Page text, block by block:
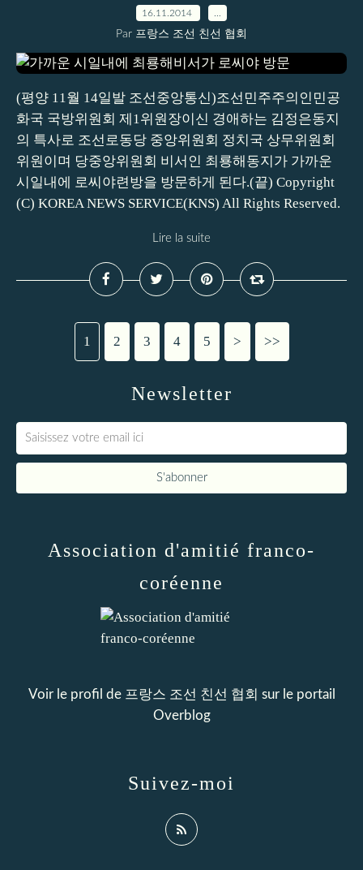
16.11.2014
Par 프랑스 조선 친선 협회
(평양 11월 14일발 조선중앙통신)조선민주주의인민공
화국 국방위원회 제1위원장이신 경애하는 김정은동지
의 특사로 조선로동당 중앙위원회 정치국 상무위원회
위원이며 당중앙위원회 비서인 최룡해동지가 가까운
시일내에 로씨야련방을 방문하게 된다.(끝) Copyright
(C) KOREA NEWS SERVICE(KNS) All Rights Reserved.
Lire la suite
1 2 3 4 5 > >>
Newsletter
Association d'amitié franco-
coréenne
Voir le profil de 프랑스 조선 친선 협회 sur le portail
Overblog
Suivez-moi